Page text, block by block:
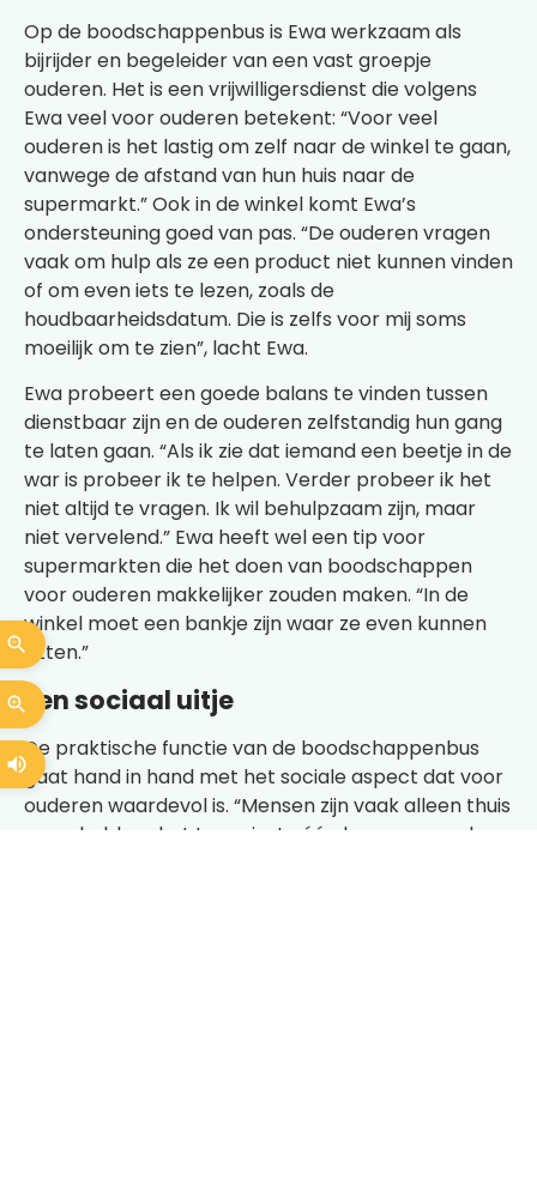
Op de boodschappenbus is Ewa werkzaam als
bijrijder en begeleider van een vast groepje
ouderen. Het is een vrijwilligersdienst die volgens
Ewa veel voor ouderen betekent: “Voor veel
ouderen is het lastig om zelf naar de winkel te gaan,
vanwege de afstand van hun huis naar de
supermarkt.” Ook in de winkel komt Ewa’s
ondersteuning goed van pas. “De ouderen vragen
vaak om hulp als ze een product niet kunnen vinden
of om even iets te lezen, zoals de
houdbaarheidsdatum. Die is zelfs voor mij soms
moeilijk om te zien”, lacht Ewa.
Ewa probeert een goede balans te vinden tussen
dienstbaar zijn en de ouderen zelfstandig hun gang
te laten gaan. “Als ik zie dat iemand een beetje in de
war is probeer ik te helpen. Verder probeer ik het
niet altijd te vragen. Ik wil behulpzaam zijn, maar
niet vervelend.” Ewa heeft wel een tip voor
supermarkten die het doen van boodschappen
voor ouderen makkelijker zouden maken. “In de
winkel moet een bankje zijn waar ze even kunnen
zitten.”
Een sociaal uitje
De praktische functie van de boodschappenbus
gaat hand in hand met het sociale aspect dat voor
ouderen waardevol is. “Mensen zijn vaak alleen thuis
en ze hebben het ten minste één keer per week